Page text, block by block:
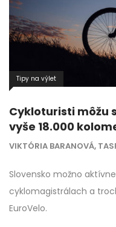
Tipy na výlet
Cykloturisti môžu
vyše 18.000
VIKTÓRIA BARANOVÁ,
Slovensko možno
cyklomagistrálach a
EuroVelo.